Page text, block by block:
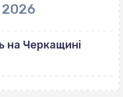
2026
на Черкащині